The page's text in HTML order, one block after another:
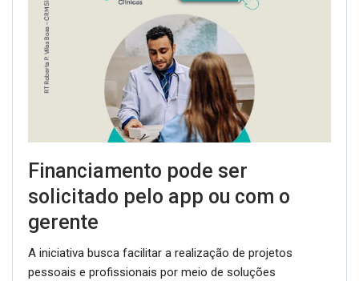
Financiamento pode ser
solicitado pelo app ou com o
gerente
A iniciativa busca facilitar a realização de projetos
pessoais e profissionais por meio de soluções